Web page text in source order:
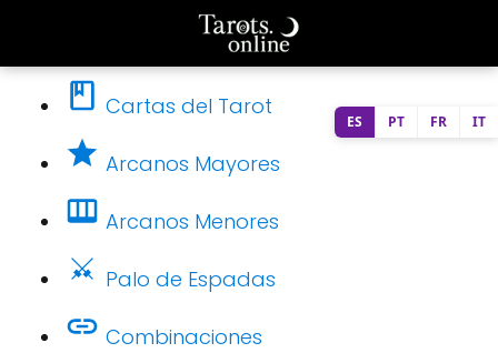
Cartas del Tarot
Arcanos Mayores
Arcanos Menores
Palo de Espadas
Combinaciones
ES PT FR IT